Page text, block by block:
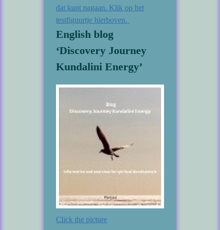
dat kunt nagaan. Klik op het
testfiguurtje hierboven.
English blog
‘Discovery Journey
Kundalini Energy’
Click the picture